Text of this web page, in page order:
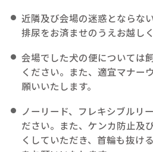
近隣及び会場の迷惑とならな
排尿をお済ませのうえお越し
会場でした犬の便については
ください。また、適宜マナー
願いいたします。
ノーリード、フレキシブルリ
ださい。また、ケンカ防止及
くしていただき、首輪も抜け